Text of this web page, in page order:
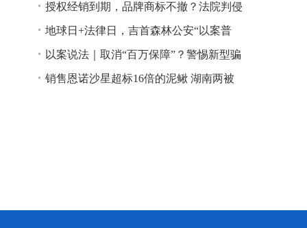
逃高速通行费获刑
授权经销到期，品牌商标不撤？法院判侵
权！
地球日+法律日，吉首森林公安“以案普
法”
以案说法｜取消“百万保障”？警惕新型骗
局！
销售恩诺沙星超标16倍的泥鳅 湖南两被